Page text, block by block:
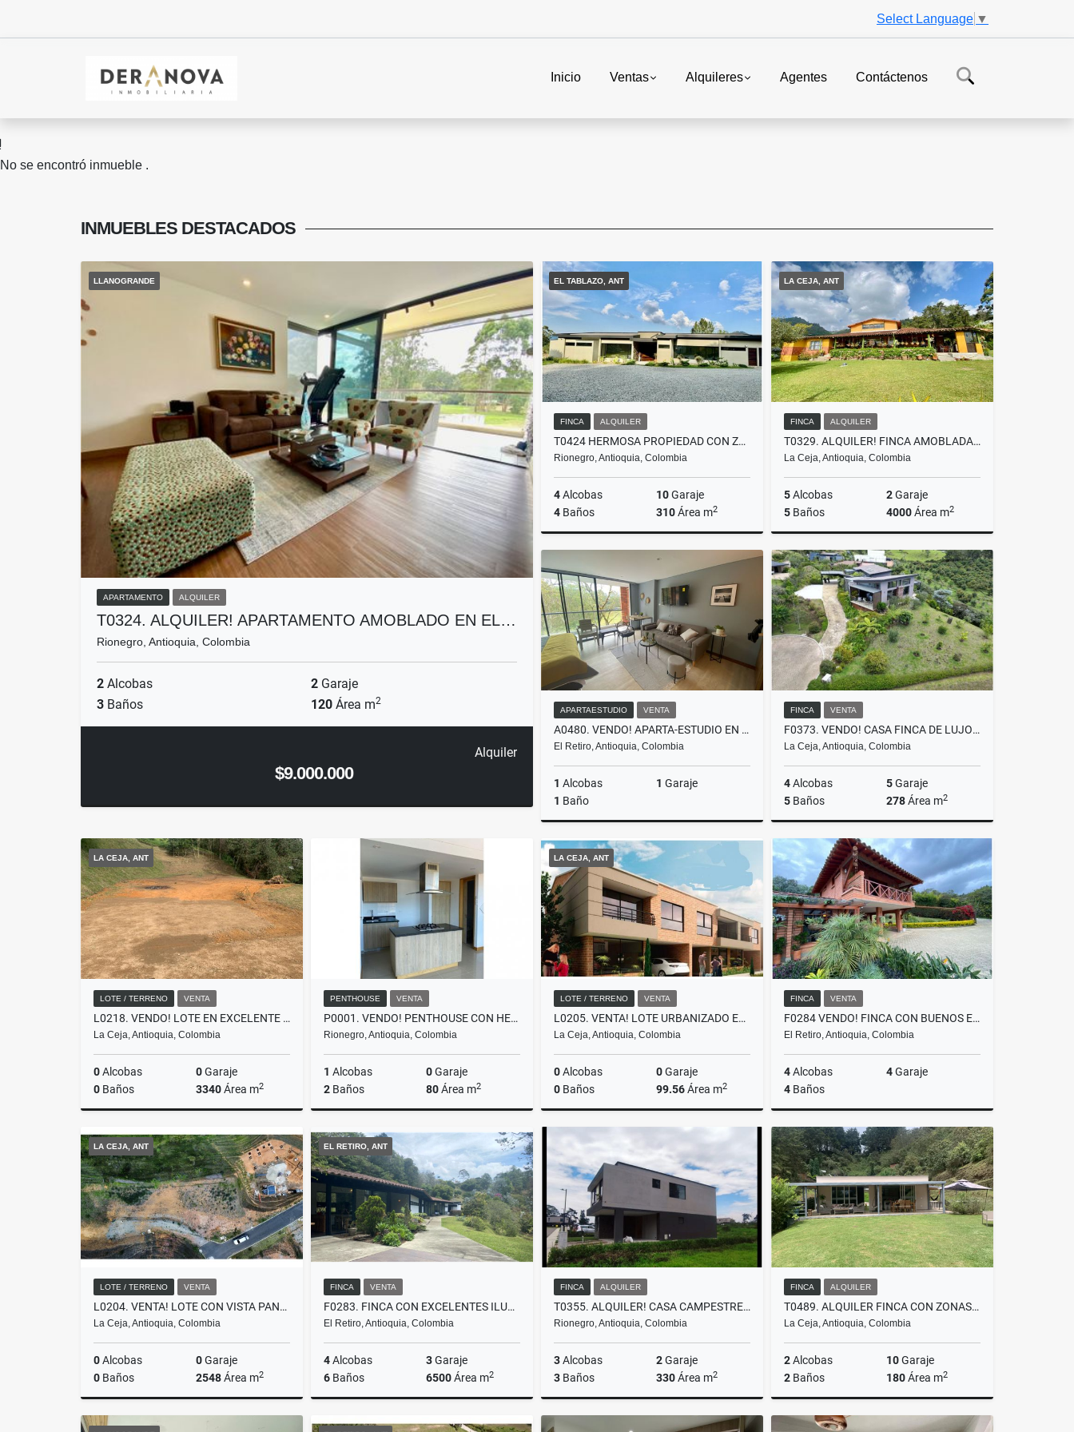
Select Language ▼
Inicio Ventas Alquileres Agentes Contáctenos
No se encontró inmueble .
INMUEBLES DESTACADOS
LLANOGRANDE
APARTAMENTO ALQUILER
T0324. ALQUILER! APARTAMENTO AMOBLADO EN EL…
Rionegro, Antioquia, Colombia
2 Alcobas 2 Garaje
3 Baños 120 Área m2
Alquiler
$9.000.000
EL TABLAZO, ANT
FINCA ALQUILER
T0424 HERMOSA PROPIEDAD CON ZONAS VERDES EN EL TABLAZO ANTIOQUIA
Rionegro, Antioquia, Colombia
4Alcobas 10Garaje
4 Baños 310Área m2
Alquiler
$14.500.000
LA CEJA, ANT
FINCA ALQUILER
T0329. ALQUILER! FINCA AMOBLADA CON EXCELENTE ÁREA SECTOR LA CEJA
La Ceja, Antioquia, Colombia
5Alcobas 2Garaje
5 Baños 4000Área m2
Alquiler
$6.900.000
APARTAESTUDIO VENTA
A0480. VENDO! APARTA-ESTUDIO EN EXCLUSIVO SECTOR DEL RETIRO
El Retiro, Antioquia, Colombia
1 Alcobas 1 Garaje
1 Baño
Venta
$380.000.000
FINCA VENTA
F0373. VENDO! CASA FINCA DE LUJO VÍA LA CEJA - SAN ANTONIO
La Ceja, Antioquia, Colombia
4Alcobas 5Garaje
5 Baños 278Área m2
Venta
$2.300.000.000
LA CEJA, ANT
LOTE / TERRENO VENTA
L0218. VENDO! LOTE EN EXCELENTE SECTOR, PRECIO DE OPORTUNIDAD LA CEJA
La Ceja, Antioquia, Colombia
0Alcobas 0Garaje
0 Baños 3340Área m2
Venta
$600.000.000
PENTHOUSE VENTA
P0001. VENDO! PENTHOUSE CON HERMOSA VISTA SAN ANTONIO DE PEREIRA
Rionegro, Antioquia, Colombia
1 Alcobas 0Garaje
2 Baños 80Área m2
Venta
$750.000.000
Alquiler
$3.300.000
LA CEJA, ANT
LOTE / TERRENO VENTA
L0205. VENTA! LOTE URBANIZADO EN SECTOR EXCLUSIVO, LA CEJA
La Ceja, Antioquia, Colombia
0Alcobas 0Garaje
0 Baños 99.56Área m2
$235.000.000
FINCA VENTA
F0284 VENDO! FINCA CON BUENOS ESPACIOS UBICACIÓN RESIDENCIAL EL RETIRO
El Retiro, Antioquia, Colombia
4Alcobas 4Garaje
4 Baños
Venta
$2.700.000.000
LA CEJA, ANT
LOTE / TERRENO VENTA
L0204. VENTA! LOTE CON VISTA PANORAMICA EN PARCELACIÓN LA CEJA
La Ceja, Antioquia, Colombia
0Alcobas 0Garaje
0 Baños 2548Área m2
EL RETIRO, ANT
FINCA VENTA
F0283. FINCA CON EXCELENTES ILUMINACIÓN Y ESPACIOS EN EL RETIRO
El Retiro, Antioquia, Colombia
4Alcobas 3Garaje
6 Baños 6500Área m2
Venta Alquiler
FINCA ALQUILER
T0355. ALQUILER! CASA CAMPESTRE EN PARCELACIÓN LLANOGRANDE
Rionegro, Antioquia, Colombia
3Alcobas 2Garaje
3 Baños 330Área m2
Alquiler
FINCA ALQUILER
T0489. ALQUILER FINCA CON ZONAS VERDES
La Ceja, Antioquia, Colombia
2Alcobas 10Garaje
2 Baños 180Área m2
Alquiler